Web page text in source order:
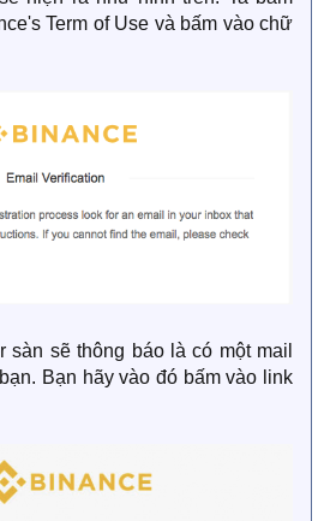
Term of Use và bấm vào chữ
sàn sẽ thông báo là có một mail
Bạn hãy vào đó bấm vào link